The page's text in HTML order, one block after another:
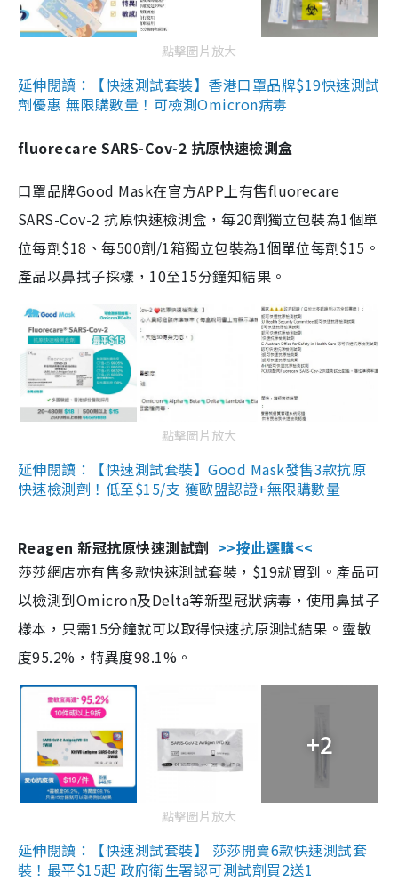
點擊圖片放大
延伸閱讀：【快速測試套裝】香港口罩品牌$19快速測試
劑優惠 無限購數量！可檢測Omicron病毒
fluorecare SARS-Cov-2 抗原快速檢測盒
口罩品牌Good Mask在官方APP上有售fluorecare
SARS-Cov-2 抗原快速檢測盒，每20劑獨立包裝為1個單
位每劑$18、每500劑/1箱獨立包裝為1個單位每劑$15。
產品以鼻拭子採樣，10至15分鐘知結果。
點擊圖片放大
延伸閱讀：【快速測試套裝】Good Mask發售3款抗原
快速檢測劑！低至$15/支 獲歐盟認證+無限購數量
Reagen 新冠抗原快速測試劑 >>按此選購<<
莎莎網店亦有售多款快速測試套裝，$19就買到。產品可
以檢測到Omicron及Delta等新型冠狀病毒，使用鼻拭子
樣本，只需15分鐘就可以取得快速抗原測試結果。靈敏
度95.2%，特異度98.1%。
+2
點擊圖片放大
延伸閱讀：【快速測試套裝】 莎莎開賣6款快速測試套
裝！最平$15起 政府衛生署認可測試劑買2送1